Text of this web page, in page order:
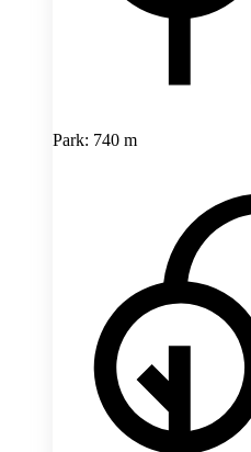
Park: 740 m